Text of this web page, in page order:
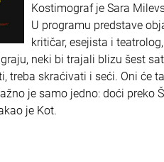
Kostimograf je Sara
U programu predstave
kritičar, esejista i
neki bi trajali blizu šest
treba skraćivati i seći. Oni će
je samo jedno: doći preko
je Kot.